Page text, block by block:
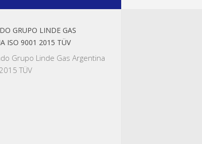
GRUPO LINDE GAS
ISO 9001 2015 TÜV